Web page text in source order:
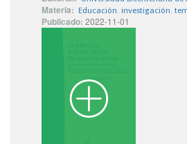
Materia: Educación. investigación.
Publicado: 2022-11-01